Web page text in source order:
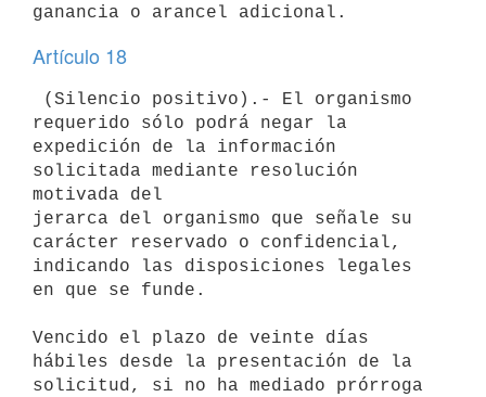
Artículo 18
requerido sólo podrá negar la
expedición de la información
solicitada mediante resolución
motivada del
jerarca del organismo que señale su
carácter reservado o confidencial,
indicando las disposiciones legales
en que se funde.
Vencido el plazo de veinte días
hábiles desde la presentación de la
solicitud, si no ha mediado prórroga